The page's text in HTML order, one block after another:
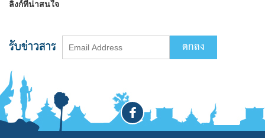
ลิงก์ที่น่าสนใจ
รับข่าวสาร